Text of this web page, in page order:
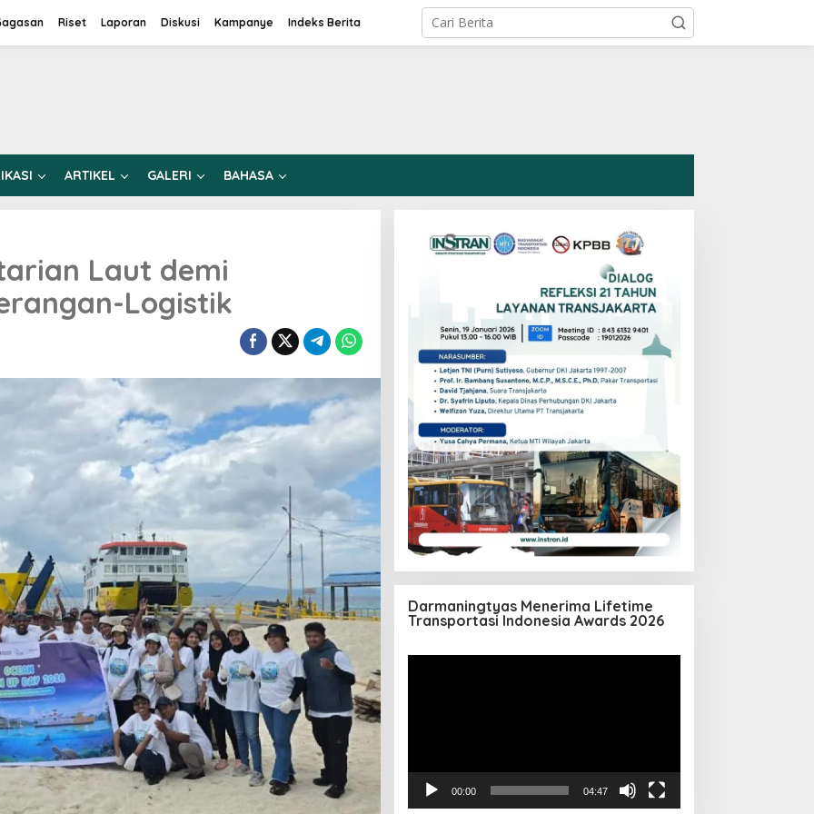
Riset Laporan Diskusi Kampanye Indeks Berita
ARTIKEL GALERI BAHASA
Laut demi
Logistik
Darmaningtyas Menerima Lifetime
Transportasi Indonesia Awards 2026
00:00 04:47